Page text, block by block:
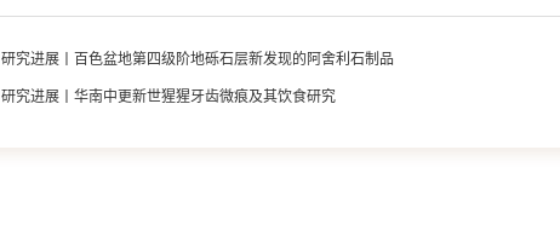
研究进展丨百色盆地第四级阶地砾石层新发现的阿舍利石制品
研究进展丨华南中更新世猩猩牙齿微痕及其饮食研究